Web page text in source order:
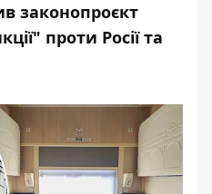
законопроєкт
проти Росії та